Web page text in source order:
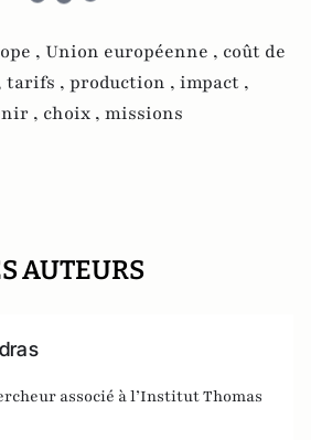
, Union européenne , coût de
tarifs , production , impact ,
, choix , missions
AUTEURS
associé à l’Institut Thomas